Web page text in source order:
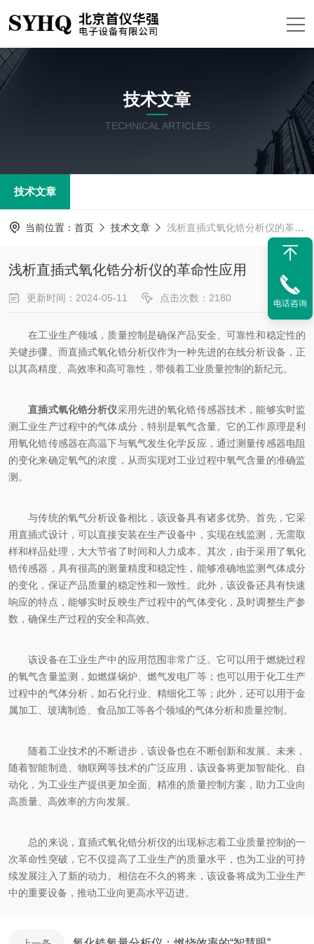
技术文章
TECHNICAL ARTICLES
技术文章
当前位置： 首页 技术文章 浅析直插式氧化锆分析仪的革命性应用
浅析直插式氧化锆分析仪的革命性应用
更新时间：2024-05-11 点击次数：2180
在工业生产领域，质量控制是确保产品安全、可靠性和稳定性的
关键步骤。而直插式氧化锆分析仪作为一种先进的在线分析设备，正
以其高精度、高效率和高可靠性，带领着工业质量控制的新纪元。
直插式氧化锆分析仪采用先进的氧化锆传感器技术，能够实时监
测工业生产过程中的气体成分，特别是氧气含量。它的工作原理是利
用氧化锆传感器在高温下与氧气发生化学反应，通过测量传感器电阻
的变化来确定氧气的浓度，从而实现对工业过程中氧气含量的准确监
测。
与传统的氧气分析设备相比，该设备具有诸多优势。首先，它采
用直插式设计，可以直接安装在生产设备中，实现在线监测，无需取
样和样品处理，大大节省了时间和人力成本。其次，由于采用了氧化
锆传感器，具有很高的测量精度和稳定性，能够准确地监测气体成分
的变化，保证产品质量的稳定性和一致性。此外，该设备还具有快速
响应的特点，能够实时反映生产过程中的气体变化，及时调整生产参
数，确保生产过程的安全和高效。
该设备在工业生产中的应用范围非常广泛。它可以用于燃烧过程
的氧气含量监测，如燃煤锅炉、燃气发电厂等；也可以用于化工生产
过程中的气体分析，如石化行业、精细化工等；此外，还可以用于金
属加工、玻璃制造、食品加工等各个领域的气体分析和质量控制。
随着工业技术的不断进步，该设备也在不断创新和发展。未来，
随着智能制造、物联网等技术的广泛应用，该设备将更加智能化、自
动化，为工业生产提供更加全面、精准的质量控制方案，助力工业向
高质量、高效率的方向发展。
总的来说，直插式氧化锆分析仪的出现标志着工业质量控制的一
次革命性突破，它不仅提高了工业生产的质量水平，也为工业的可持
续发展注入了新的动力。相信在不久的将来，该设备将成为工业生产
中的重要设备，推动工业向更高水平迈进。
电话咨询